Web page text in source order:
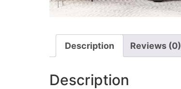
Description Reviews (0)
Description